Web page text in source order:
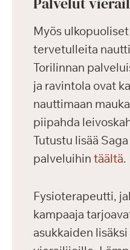
Myös
tervetulleita
Torilinnan
ja ravintola ovat
nauttimaan
piipahda
Tutustu lisää
palveluihin täältä.
Fysioterapeutti,
kampaaja
asukkaiden